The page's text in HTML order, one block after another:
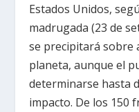
Estados Unidos,
madrugada (23 de
se precipitará sobre
planeta, aunque el
determinarse hasta
impacto. De los 150